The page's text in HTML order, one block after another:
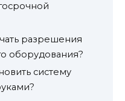
разрешения
оборудования?
систему